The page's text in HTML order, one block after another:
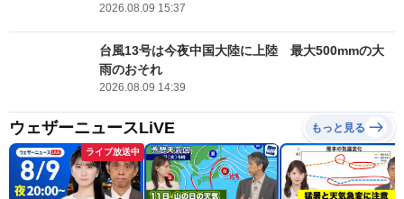
2026.08.09 15:37
台風13号は今夜中国大陸に上陸 最大500mmの大
雨のおそれ
2026.08.09 14:39
ウェザーニュースLiVE もっと見る
ライブ放送中